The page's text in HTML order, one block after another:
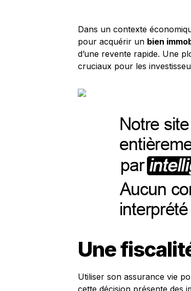
Dans un contexte
pour acquérir un bien
d’une revente rapide. Une
cruciaux pour les
Une
Utiliser son assurance vie
cette décision présente des